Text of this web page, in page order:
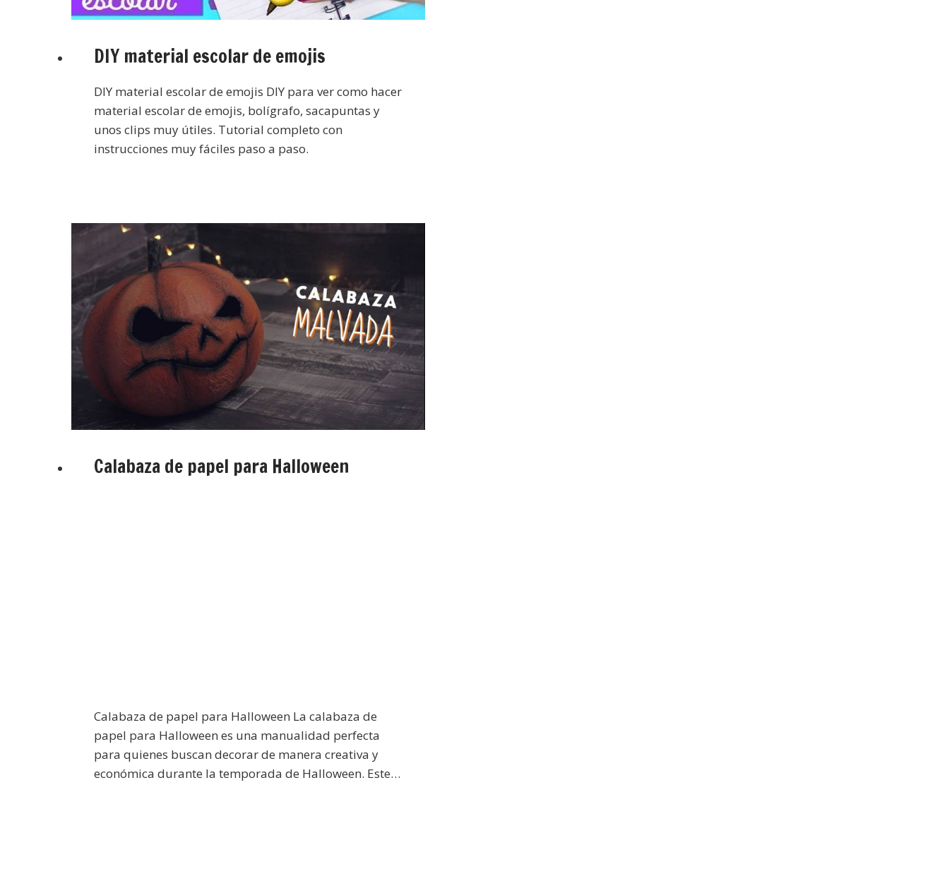
DIY material escolar de emojis
DIY material escolar de emojis DIY para ver como hacer
material escolar de emojis, bolígrafo, sacapuntas y
unos clips muy útiles. Tutorial completo con
instrucciones muy fáciles paso a paso.
Calabaza de papel para Halloween
Calabaza de papel para Halloween La calabaza de
papel para Halloween es una manualidad perfecta
para quienes buscan decorar de manera creativa y
económica durante la temporada de Halloween. Este…